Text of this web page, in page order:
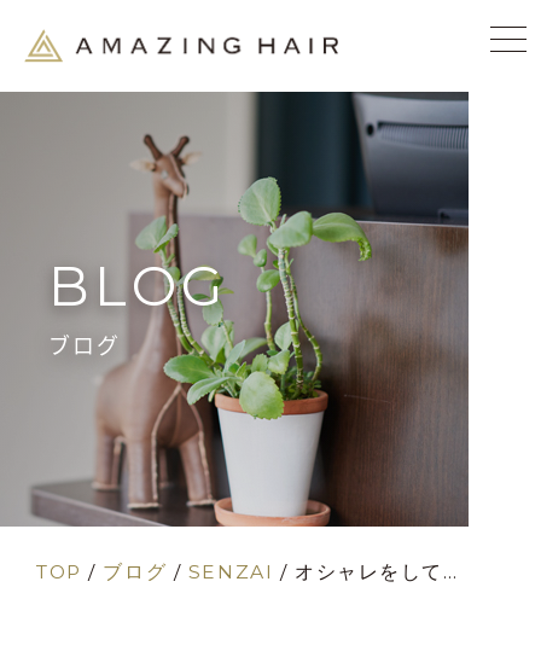
BLOG
ブログ
TOP / ブログ / SENZAI / オシャレをして…